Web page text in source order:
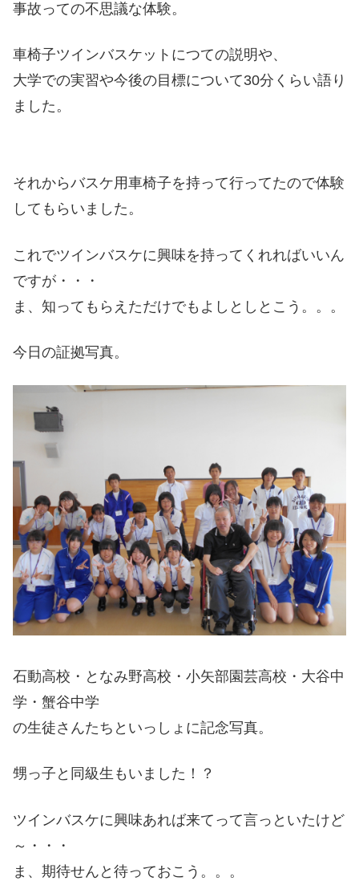
事故っての不思議な体験。
車椅子ツインバスケットにつての説明や、
大学での実習や今後の目標について30分くらい語り
ました。
それからバスケ用車椅子を持って行ってたので体験
してもらいました。
これでツインバスケに興味を持ってくれればいいん
ですが・・・
ま、知ってもらえただけでもよしとしとこう。。。
今日の証拠写真。
石動高校・となみ野高校・小矢部園芸高校・大谷中
学・蟹谷中学
の生徒さんたちといっしょに記念写真。
甥っ子と同級生もいました！？
ツインバスケに興味あれば来てって言っといたけど
～・・・
ま、期待せんと待っておこう。。。